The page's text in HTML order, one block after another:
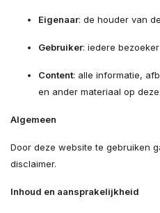
Eigenaar: de houder van
Gebruiker: iedere
Content: alle informatie,
en ander materiaal op
Algemeen
Door deze website te gebruiken
disclaimer.
Inhoud en aansprakelijkheid